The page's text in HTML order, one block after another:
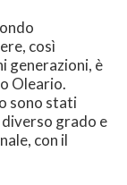
così
generazioni, è
Oleario.
sono stati
grado e
con il